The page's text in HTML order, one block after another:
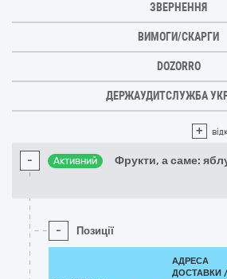
ЗВЕРНЕННЯ
ВИМОГИ/СКАРГИ
DOZORRO
ДЕРЖАУДИТСЛУЖБА
+
- Активний Фрукти, а саме:
- Позиції
АДРЕСА
ДОСТАВКИ